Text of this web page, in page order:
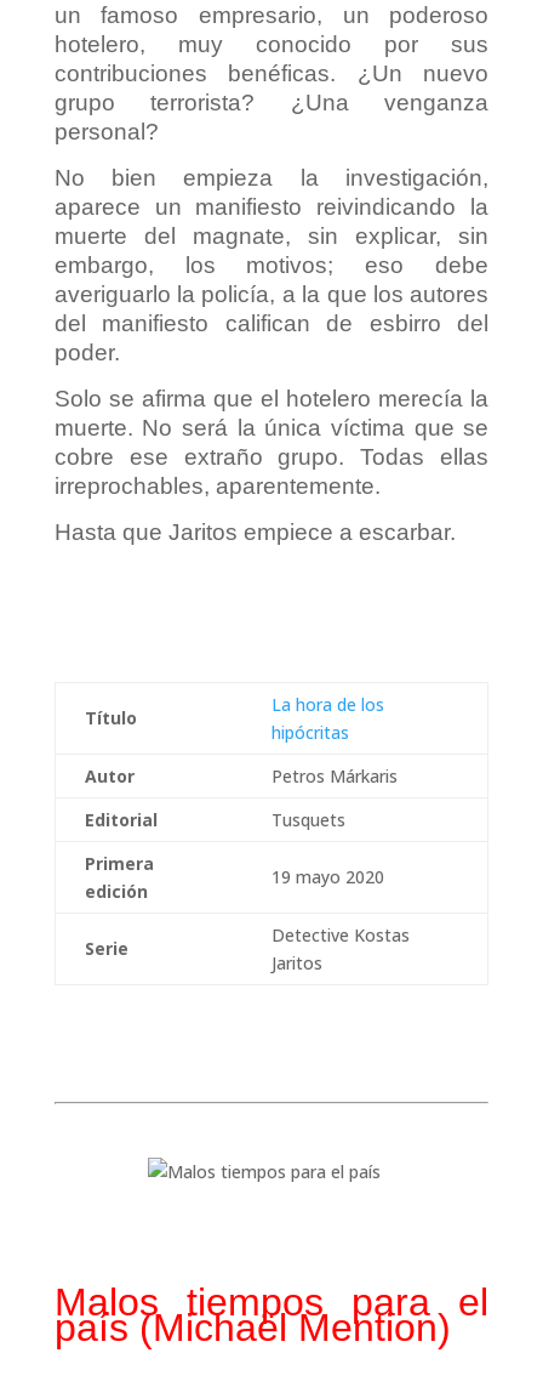
un famoso empresario, un poderoso
hotelero, muy conocido por sus
contribuciones benéficas. ¿Un nuevo
grupo terrorista? ¿Una venganza
personal?
No bien empieza la investigación,
aparece un manifiesto reivindicando la
muerte del magnate, sin explicar, sin
embargo, los motivos; eso debe
averiguarlo la policía, a la que los autores
del manifiesto califican de esbirro del
poder.
Solo se afirma que el hotelero merecía la
muerte. No será la única víctima que se
cobre ese extraño grupo. Todas ellas
irreprochables, aparentemente.
Hasta que Jaritos empiece a escarbar.
Título
La hora de los
hipócritas
Autor
Petros Márkaris
Editorial
Tusquets
Primera
edición
19 mayo 2020
Serie
Detective Kostas
Jaritos
Malos tiempos para el
país (Michaël Mention)